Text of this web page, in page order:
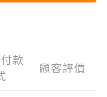
款
顧客評價